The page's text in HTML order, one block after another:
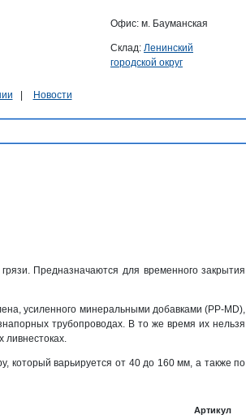
Офис: м. Бауманская
Склад: Ленинский
городской округ
Новости
Предназначаются для временного закрытия
усиленного минеральными добавками (PP-MD),
трубопроводах. В то же время их нельзя
ливнестоках.
который варьируется от 40 до 160 мм, а также по
Артикул